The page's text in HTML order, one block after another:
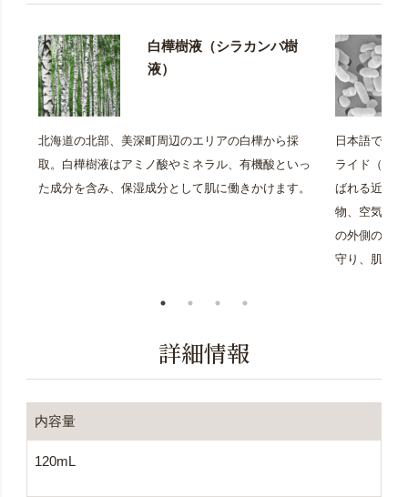
白樺樹液（シラカンバ樹
液）
北海道の北部、美深町周辺のエリアの白樺から採
取。白樺樹液はアミノ酸やミネラル、有機酸といっ
た成分を含み、保湿成分として肌に働きかけます。
日本語では
ライド（
ばれる近年
物、空気中
の外側の成
守り、肌を
詳細情報
内容量
120mL